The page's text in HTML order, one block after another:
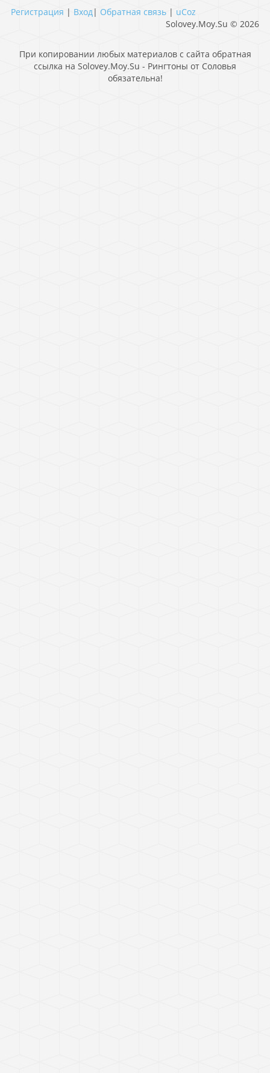
Регистрация | Вход| Обратная связь
Solovey.Moy.Su © 2026
| uCoz
При копировании любых материалов с сайта обратная
ссылка на Solovey.Moy.Su - Рингтоны от Соловья
обязательна!